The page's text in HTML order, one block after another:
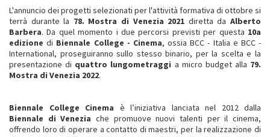
L'annuncio dei progetti selezionati per l'attività formativa di ottobre si
terrà durante la 78. Mostra di Venezia 2021 diretta daAlberto
Barbera. Da quel momento i due percorsi previsti per questa 10a
edizione di Biennale College - Cinema, ossia BCC - Italia e BCC -
International, proseguiranno sullo stesso binario, per la scelta e la
presentazione di quattro lungometraggi a micro budget alla 79.
Mostra di Venezia 2022.
Biennale College Cinema è l’iniziativa lanciata nel 2012 dalla
Biennale di Venezia che promuove nuovi talenti per il cinema,
offrendo loro di operare a contatto di maestri, per la realizzazione di